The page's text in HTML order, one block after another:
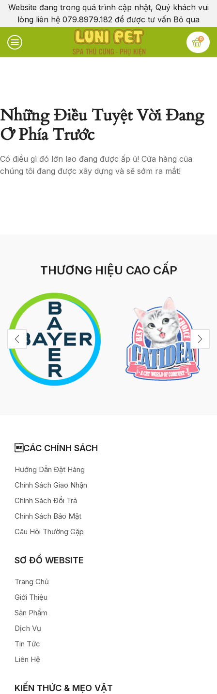
Website đang trong quá trình cập nhật, Quý khách vui
lòng liên hệ 079.8979.182 để được tư vấn Bỏ qua
0
Những Điều Tuyệt Vời Đang
Ở Phía Trước
Có điều gì đó lớn lao đang được ấp ủ! Cửa hàng của
chúng tôi đang được xây dựng và sẽ sớm ra mắt!
THƯƠNG HIỆU CAO CẤP
CÁC CHÍNH SÁCH
Hướng Dẫn Đặt Hàng
Chính Sách Giao Nhận
Chính Sách Đổi Trả
Chính Sách Bảo Mật
Câu Hỏi Thường Gặp
SƠ ĐỒ WEBSITE
Trang Chủ
Giới Thiệu
Sản Phẩm
Dịch Vụ
Tin Tức
Liên Hệ
KIẾN THỨC & MẸO VẶT